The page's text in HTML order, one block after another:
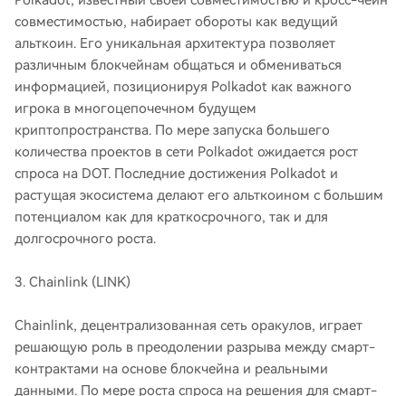
совместимостью, набирает обороты как ведущий
альткоин. Его уникальная архитектура позволяет
различным блокчейнам общаться и обмениваться
информацией, позиционируя Polkadot как важного
игрока в многоцепочечном будущем
криптопространства. По мере запуска большего
количества проектов в сети Polkadot ожидается рост
спроса на DOT. Последние достижения Polkadot и
растущая экосистема делают его альткоином с большим
потенциалом как для краткосрочного, так и для
долгосрочного роста.
3. Chainlink (LINK)
Chainlink, децентрализованная сеть оракулов, играет
решающую роль в преодолении разрыва между смарт-
контрактами на основе блокчейна и реальными
данными. По мере роста спроса на решения для смарт-